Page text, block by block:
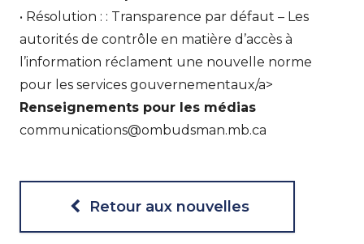
• Résolution : : Transparence par défaut – Les
autorités de contrôle en matière d’accès à
l’information réclament une nouvelle norme
pour les services gouvernementaux/a>
Renseignements pour les médias
communications@ombudsman.mb.ca
Retour aux nouvelles